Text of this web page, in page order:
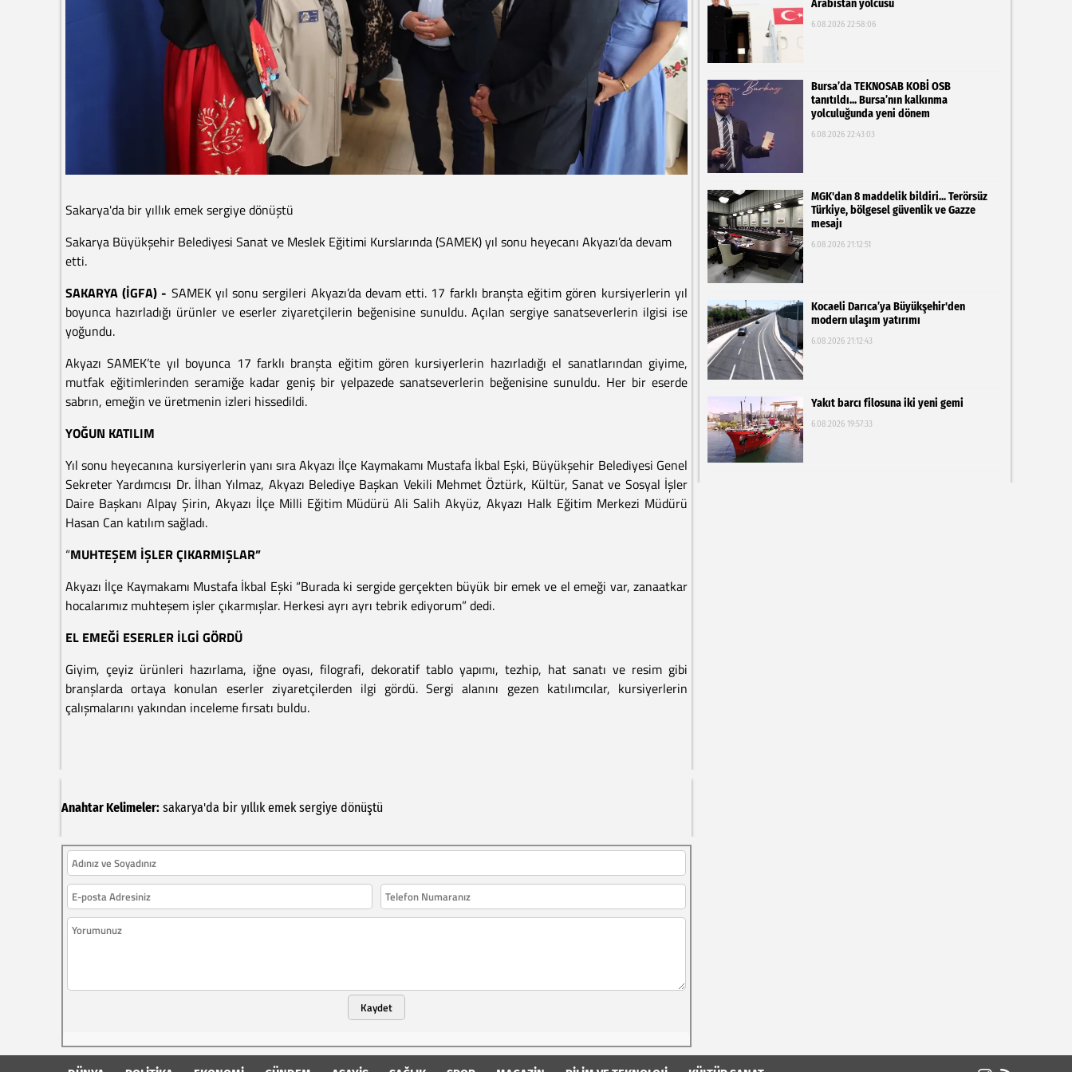
Sakarya'da bir yıllık emek sergiye dönüştü
Sakarya Büyükşehir Belediyesi Sanat ve Meslek Eğitimi Kurslarında (SAMEK) yıl sonu heyecanı Akyazı’da devam
etti.
SAKARYA (İGFA) - SAMEK yıl sonu sergileri Akyazı’da devam etti. 17 farklı branşta eğitim gören kursiyerlerin yıl
boyunca hazırladığı ürünler ve eserler ziyaretçilerin beğenisine sunuldu. Açılan sergiye sanatseverlerin ilgisi ise
yoğundu.
Akyazı SAMEK’te yıl boyunca 17 farklı branşta eğitim gören kursiyerlerin hazırladığı el sanatlarından giyime,
mutfak eğitimlerinden seramiğe kadar geniş bir yelpazede sanatseverlerin beğenisine sunuldu. Her bir eserde
sabrın, emeğin ve üretmenin izleri hissedildi.
YOĞUN KATILIM
Yıl sonu heyecanına kursiyerlerin yanı sıra Akyazı İlçe Kaymakamı Mustafa İkbal Eşki, Büyükşehir Belediyesi Genel
Sekreter Yardımcısı Dr. İlhan Yılmaz, Akyazı Belediye Başkan Vekili Mehmet Öztürk, Kültür, Sanat ve Sosyal İşler
Daire Başkanı Alpay Şirin, Akyazı İlçe Milli Eğitim Müdürü Ali Salih Akyüz, Akyazı Halk Eğitim Merkezi Müdürü
Hasan Can katılım sağladı.
“MUHTEŞEM İŞLER ÇIKARMIŞLAR”
Akyazı İlçe Kaymakamı Mustafa İkbal Eşki “Burada ki sergide gerçekten büyük bir emek ve el emeği var, zanaatkar
hocalarımız muhteşem işler çıkarmışlar. Herkesi ayrı ayrı tebrik ediyorum” dedi.
EL EMEĞİ ESERLER İLGİ GÖRDÜ
Giyim, çeyiz ürünleri hazırlama, iğne oyası, filografi, dekoratif tablo yapımı, tezhip, hat sanatı ve resim gibi
branşlarda ortaya konulan eserler ziyaretçilerden ilgi gördü. Sergi alanını gezen katılımcılar, kursiyerlerin
çalışmalarını yakından inceleme fırsatı buldu.
Anahtar Kelimeler: sakarya'da bir yıllık emek sergiye dönüştü
Kaydet
Arabistan yolcusu
6.08.2026 22:58:06
Bursa’da TEKNOSAB KOBİ OSB
tanıtıldı... Bursa’nın kalkınma
yolculuğunda yeni dönem
6.08.2026 22:43:03
MGK'dan 8 maddelik bildiri... Terörsüz
Türkiye, bölgesel güvenlik ve Gazze
mesajı
6.08.2026 21:12:51
Kocaeli Darıca’ya Büyükşehir'den
modern ulaşım yatırımı
6.08.2026 21:12:43
Yakıt barcı filosuna iki yeni gemi
6.08.2026 19:57:33